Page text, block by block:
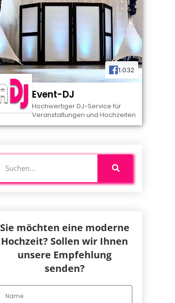
1.032
Event-DJ
Hochwertiger DJ-Service für
Veranstaltungen und Hochzeiten
Sie möchten eine moderne
Hochzeit? Sollen wir Ihnen
unsere Empfehlung
senden?